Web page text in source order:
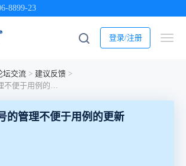
8899-23
登录/注册
坛交流 > 建议反馈 >
测试用例ID号的管理不便于用例的更新
的管理不便于用例的更新